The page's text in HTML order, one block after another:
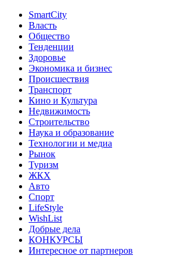
SmartCity
Власть
Общество
Тенденции
Здоровье
Экономика и бизнес
Происшествия
Транспорт
Кино и Культура
Недвижимость
Строительство
Наука и образование
Технологии и медиа
Рынок
Туризм
ЖКХ
Авто
Спорт
LifeStyle
WishList
Добрые дела
КОНКУРСЫ
Интересное от партнеров